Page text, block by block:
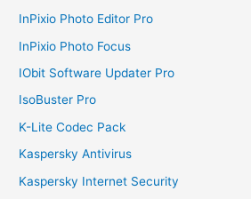
InPixio Photo Editor Pro
InPixio Photo Focus
IObit Software Updater Pro
IsoBuster Pro
K-Lite Codec Pack
Kaspersky Antivirus
Kaspersky Internet Security